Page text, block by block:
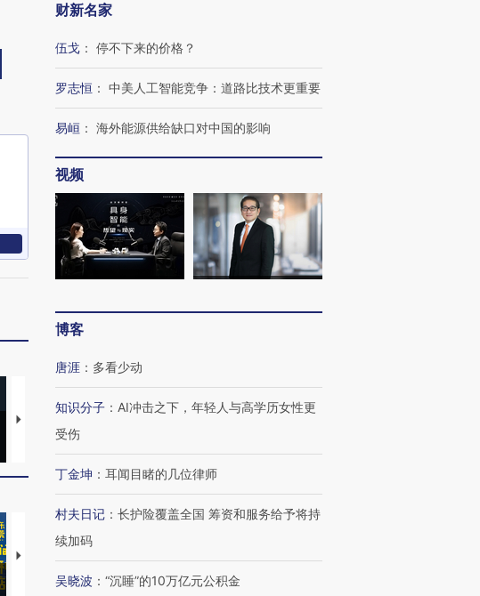
视线｜HYROX的吸金
术：是什么让中产们甘
心“花钱找虐”？
毒品
育部长拱下台
【推广】走进第四届链博
会，让数智科技“链”接产
【特别呈现】寻找100种
有意思的生活方式·第三对
财新名家
伍戈 ： 停不下来的价格？
罗志恒 ： 中美人工智能竞争：道路比技术更重要
易峘 ： 海外能源供给缺口对中国的影响
视频
博客
唐涯 ： 多看少动
知识分子 ： AI冲击之下，年轻人与高学历女性更
受伤
丁金坤 ： 耳闻目睹的几位律师
村夫日记 ： 长护险覆盖全国 筹资和服务给予将持
续加码
吴晓波 ： “沉睡”的10万亿元公积金